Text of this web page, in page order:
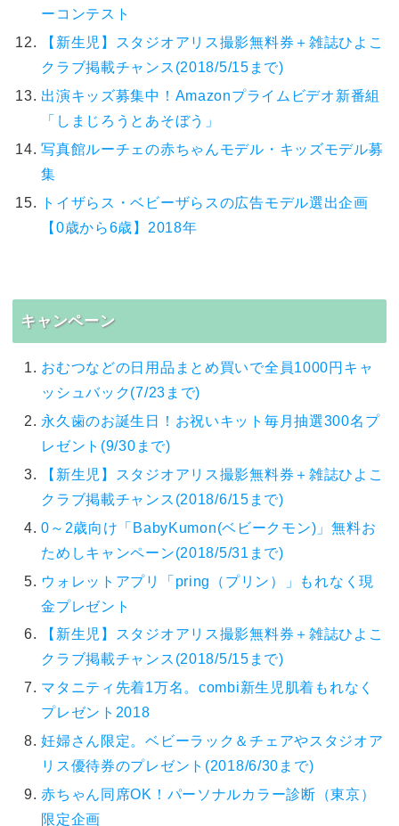
ーコンテスト
【新生児】スタジオアリス撮影無料券＋雑誌ひよこ
クラブ掲載チャンス(2018/5/15まで)
出演キッズ募集中！Amazonプライムビデオ新番組
「しまじろうとあそぼう」
写真館ルーチェの赤ちゃんモデル・キッズモデル募
集
トイザらス・ベビーザらスの広告モデル選出企画
【0歳から6歳】2018年
キャンペーン
おむつなどの日用品まとめ買いで全員1000円キャ
ッシュバック(7/23まで)
永久歯のお誕生日！お祝いキット毎月抽選300名プ
レゼント(9/30まで)
【新生児】スタジオアリス撮影無料券＋雑誌ひよこ
クラブ掲載チャンス(2018/6/15まで)
0～2歳向け「BabyKumon(ベビークモン)」無料お
ためしキャンペーン(2018/5/31まで)
ウォレットアプリ「pring（プリン）」もれなく現
金プレゼント
【新生児】スタジオアリス撮影無料券＋雑誌ひよこ
クラブ掲載チャンス(2018/5/15まで)
マタニティ先着1万名。combi新生児肌着もれなく
プレゼント2018
妊婦さん限定。ベビーラック＆チェアやスタジオア
リス優待券のプレゼント(2018/6/30まで)
赤ちゃん同席OK！パーソナルカラー診断（東京）
限定企画